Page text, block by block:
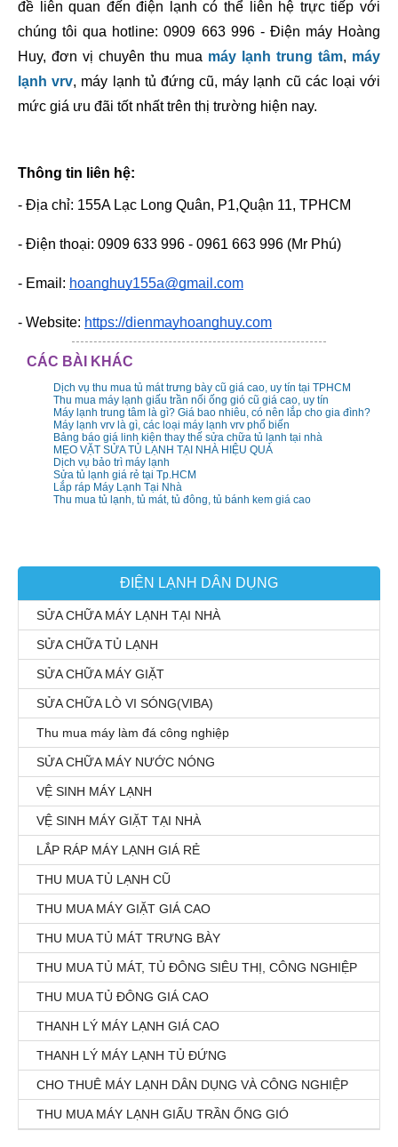
đề liên quan đến điện lạnh có thể liên hệ trực tiếp với
chúng tôi qua hotline: 0909 663 996 - Điện máy Hoàng
Huy, đơn vị chuyên thu mua máy lạnh trung tâm, máy
lạnh vrv, máy lạnh tủ đứng cũ, máy lạnh cũ các loại với
mức giá ưu đãi tốt nhất trên thị trường hiện nay.
Thông tin liên hệ:
- Địa chỉ: 155A Lạc Long Quân, P1,Quận 11, TPHCM
- Điện thoại: 0909 633 996 - 0961 663 996 (Mr Phú)
- Email: hoanghuy155a@gmail.com
- Website: https://dienmayhoanghuy.com
CÁC BÀI KHÁC
Dịch vụ thu mua tủ mát trưng bày cũ giá cao, uy tín tại TPHCM
Thu mua máy lạnh giấu trần nối ống gió cũ giá cao, uy tín
Máy lạnh trung tâm là gì? Giá bao nhiêu, có nên lắp cho gia đình?
Máy lạnh vrv là gì, các loại máy lạnh vrv phổ biến
Bảng báo giá linh kiện thay thế sửa chữa tủ lạnh tại nhà
MẸO VẶT SỬA TỦ LẠNH TẠI NHÀ HIỆU QUẢ
Dịch vụ bảo trì máy lạnh
Sửa tủ lạnh giá rẻ tại Tp.HCM
Lắp ráp Máy Lạnh Tại Nhà
Thu mua tủ lạnh, tủ mát, tủ đông, tủ bánh kem giá cao
ĐIỆN LẠNH DÂN DỤNG
SỬA CHỮA MÁY LẠNH TẠI NHÀ
SỬA CHỮA TỦ LẠNH
SỬA CHỮA MÁY GIẶT
SỬA CHỮA LÒ VI SÓNG(VIBA)
Thu mua máy làm đá công nghiệp
SỬA CHỮA MÁY NƯỚC NÓNG
VỆ SINH MÁY LẠNH
VỆ SINH MÁY GIẶT TẠI NHÀ
LẮP RÁP MÁY LẠNH GIÁ RẺ
THU MUA TỦ LẠNH CŨ
THU MUA MÁY GIẶT GIÁ CAO
THU MUA TỦ MÁT TRƯNG BÀY
THU MUA TỦ MÁT, TỦ ĐÔNG SIÊU THỊ, CÔNG NGHIỆP
THU MUA TỦ ĐÔNG GIÁ CAO
THANH LÝ MÁY LẠNH GIÁ CAO
THANH LÝ MÁY LẠNH TỦ ĐỨNG
CHO THUÊ MÁY LẠNH DÂN DỤNG VÀ CÔNG NGHIỆP
THU MUA MÁY LẠNH GIẤU TRẦN ỐNG GIÓ